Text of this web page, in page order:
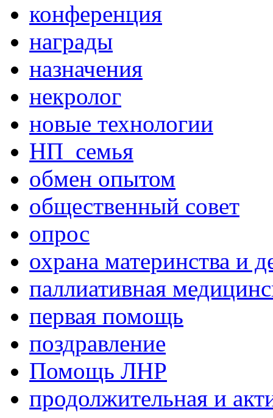
конференция
награды
назначения
некролог
новые технологии
НП_семья
обмен опытом
общественный совет
опрос
охрана материнства и
паллиативная
первая помощь
поздравление
Помощь ЛНР
продолжительная и